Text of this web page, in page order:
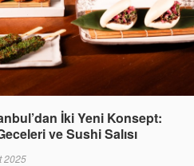
İki Yeni Konsept:
ve Sushi Salısı
2025